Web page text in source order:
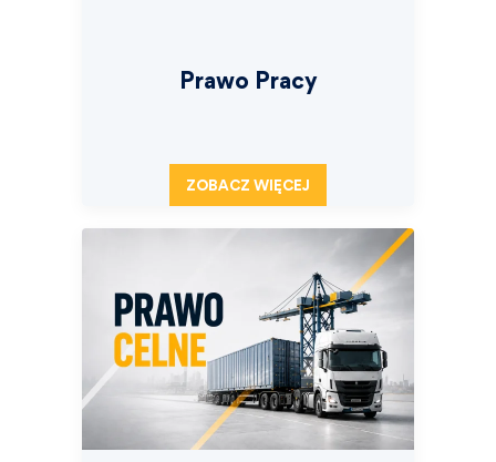
Prawo Pracy
ZOBACZ WIĘCEJ